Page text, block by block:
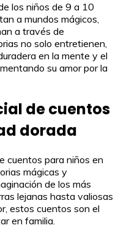
los niños de 9 a 10
a mundos mágicos,
a través de
no solo entretienen,
en la mente y el
su amor por la
de cuentos
dorada
cuentos para niños en
mágicas y
de los más
lejanas hasta valiosas
estos cuentos son el
en familia.